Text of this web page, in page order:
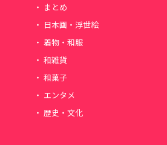
まとめ
日本画・浮世絵
着物・和服
和雑貨
和菓子
エンタメ
歴史・文化